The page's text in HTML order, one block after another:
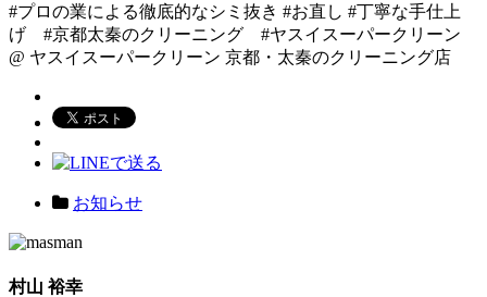
#プロの業による徹底的なシミ抜き #お直し #丁寧な手仕上
げ #京都太秦のクリーニング #ヤスイスーパークリーン
@ ヤスイスーパークリーン 京都・太秦のクリーニング店
お知らせ
村山 裕幸